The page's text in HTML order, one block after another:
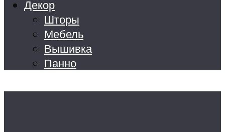
Декор
Шторы
Мебель
Вышивка
Панно